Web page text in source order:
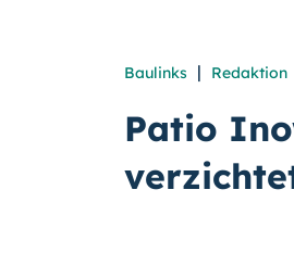
Baulinks | Redaktion
Patio